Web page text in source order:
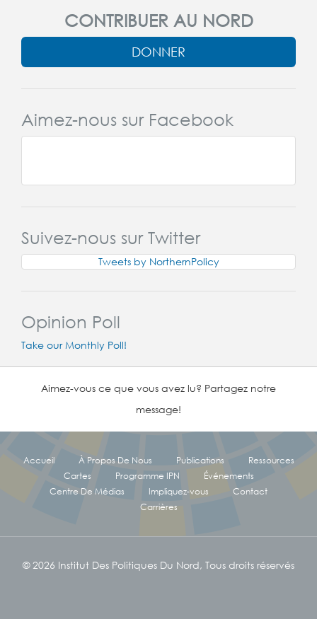
CONTRIBUER AU NORD
DONNER
Aimez-nous sur Facebook
Suivez-nous sur Twitter
Tweets by NorthernPolicy
Opinion Poll
Take our Monthly Poll!
Aimez-vous ce que vous avez lu? Partagez notre
message!
Accueil À Propos De Nous Publications
Ressources
Cartes
Programme IPN
Événements
Centre De Médias
Impliquez-vous
Contact
Carrières
© 2026 Institut Des Politiques Du Nord, Tous droits réservés